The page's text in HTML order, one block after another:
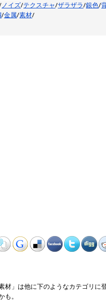
ノイズ/テクスチャ/ザラザラ/銀色/
/金属/素材/
材」は他に下のようなカテゴリ
。